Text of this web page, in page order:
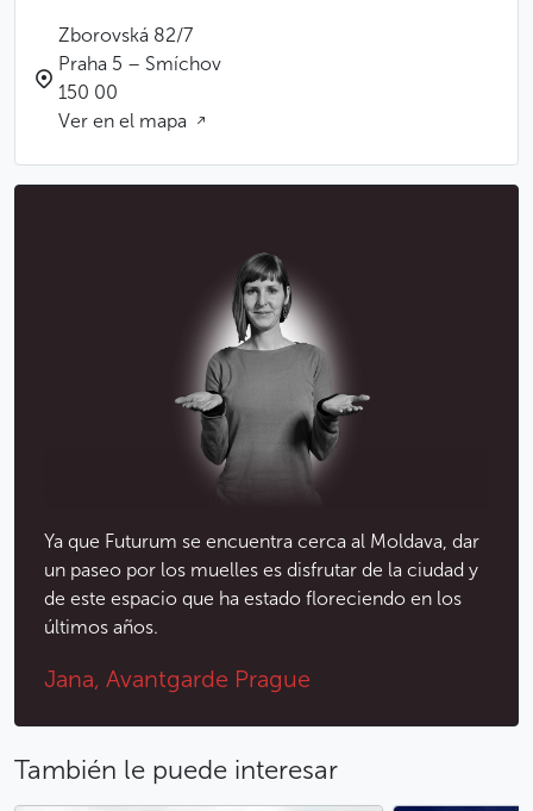
Zborovská 82/7
Praha 5 – Smíchov
150 00
Ver en el mapa
Ya que Futurum se encuentra cerca al Moldava, dar
un paseo por los muelles es disfrutar de la ciudad y
de este espacio que ha estado floreciendo en los
últimos años.
Jana, Avantgarde Prague
También le puede interesar